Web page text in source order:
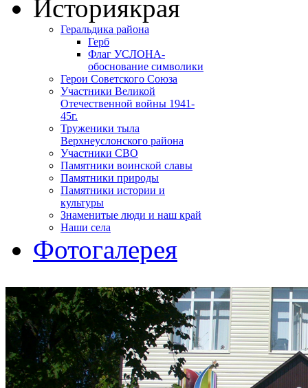
Историякрая
Геральдика района
Герб
Флаг УСЛОНА-
обоснование символики
Герои Советского Союза
Участники Великой
Отечественной войны 1941-
45г.
Труженики тыла
Верхнеуслонского района
Участники СВО
Памятники воинской славы
Памятники природы
Памятники истории и
культуры
Знаменитые люди и наш край
Наши села
Фотогалерея